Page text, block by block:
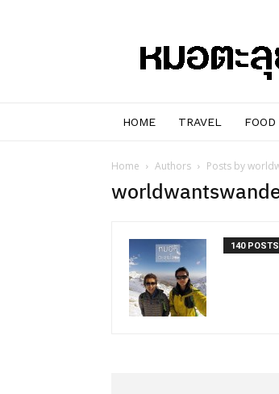
ตะลุย
โลก
HOME TRAVEL FOOD
Home Authors Posts by
140 POSTS